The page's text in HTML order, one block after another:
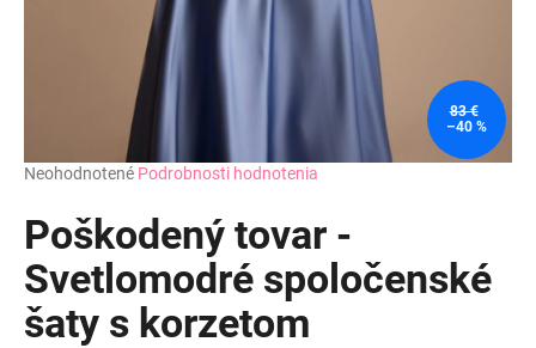
Priemerné
produktu
je
0,0
z
5
hviezdičiek.
Neohodnotené Podrobnosti hodnotenia
Poškodený tovar -
Svetlomodré spoločenské
šaty s korzetom
83 €
–40 %